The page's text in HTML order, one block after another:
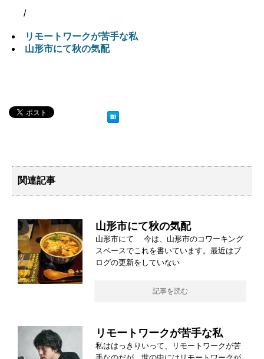
/
リモートワークが苦手な私
山形市にて秋の気配
関連記事
山形市にて秋の気配
山形市にて 今は、山形市のコワーキング
スペースでこれを書いています。最近はブ
ログの更新をしていない
記事を読む
リモートワークが苦手な私
私ははっきりいって、リモートワークが苦